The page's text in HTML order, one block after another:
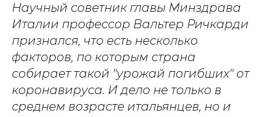
Научный советник главы Минздрава
Италии профессор Вальтер Ричкарди
признался, что есть несколько
факторов, по которым страна
собирает такой "урожай погибших" от
коронавируса. И дело не только в
среднем возрасте итальянцев, но и